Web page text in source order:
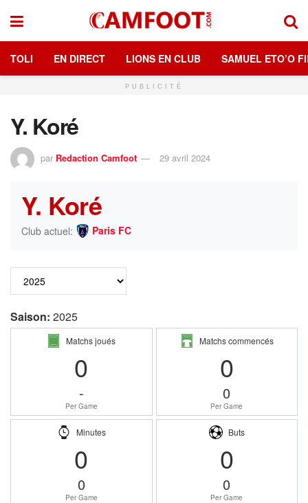
TOLI EN DIRECT LIONS EN CLUB SAMUEL ETO’O
PUBLICITÉ
Y. Koré
par Redaction Camfoot 29 avril 2024
Y. Koré
Club actuel: Paris FC
Saison: 2025
Matchs joués
0
-
Per Game
Matchs commencés
0
0
Per Game
Minutes
0
0
Per Game
Buts
0
0
Per Game